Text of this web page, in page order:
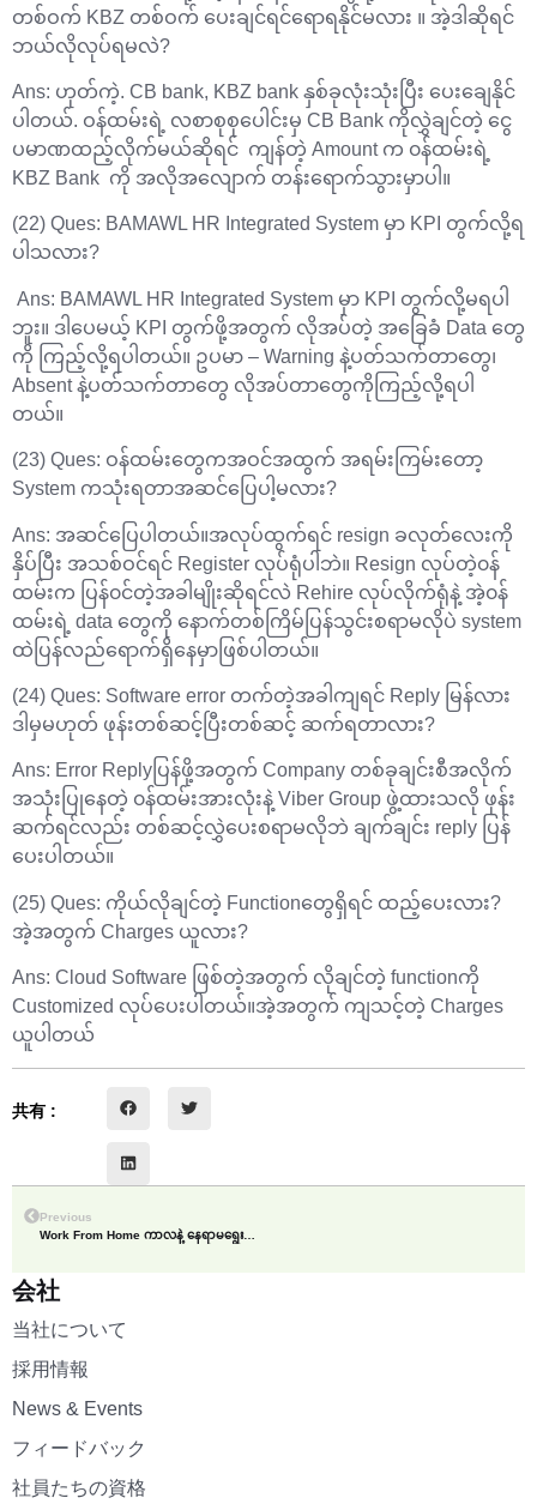
တစ်ဝက် KBZ တစ်ဝက် ပေးချင်ရင်ရောရနိုင်မလား ။ အဲ့ဒါဆိုရင်
ဘယ်လိုလုပ်ရမလဲ?
Ans: ဟုတ်ကဲ့. CB bank, KBZ bank နှစ်ခုလုံးသုံးပြီး ပေးချေနိုင်
ပါတယ်. ဝန်ထမ်းရဲ့ လစာစုစုပေါင်းမှ CB Bank ကိုလွှဲချင်တဲ့ ငွေ
ပမာဏထည့်လိုက်မယ်ဆိုရင် ကျန်တဲ့ Amount က ၀န်ထမ်းရဲ့
KBZ Bank ကို အလိုအလျောက် တန်းရောက်သွားမှာပါ။
(22) Ques: BAMAWL HR Integrated System မှာ KPI တွက်လို့ရ
ပါသလား?
Ans: BAMAWL HR Integrated System မှာ KPI တွက်လို့မရပါ
ဘူး။ ဒါပေမယ့် KPI တွက်ဖို့အတွက် လိုအပ်တဲ့ အခြေခံ Data တွေ
ကို ကြည့်လို့ရပါတယ်။ ဥပမာ – Warning နဲ့ပတ်သက်တာတွေ၊
Absent နဲ့ပတ်သက်တာတွေ လိုအပ်တာတွေကိုကြည့်လို့ရပါ
တယ်။
(23) Ques: ဝန်ထမ်းတွေကအဝင်အထွက် အရမ်းကြမ်းတော့
System ကသုံးရတာအဆင်ပြေပါ့မလား?
Ans: အဆင်ပြေပါတယ်။အလုပ်ထွက်ရင် resign ခလုတ်လေးကို
နှိပ်ပြီး အသစ်ဝင်ရင် Register လုပ်ရုံပါဘဲ။ Resign လုပ်တဲ့၀န်
ထမ်းက ပြန်၀င်တဲ့အခါမျိုးဆိုရင်လဲ Rehire လုပ်လိုက်ရုံနဲ့ အဲ့၀န်
ထမ်းရဲ့ data တွေကို နောက်တစ်ကြိမ်ပြန်သွင်းစရာမလိုပဲ system
ထဲပြန်လည်ရောက်ရှိနေမှာဖြစ်ပါတယ်။
(24) Ques: Software error တက်တဲ့အခါကျရင် Reply မြန်လား
ဒါမှမဟုတ် ဖုန်းတစ်ဆင့်ပြီးတစ်ဆင့် ဆက်ရတာလား?
Ans: Error Replyပြန်ဖို့အတွက် Company တစ်ခုချင်းစီအလိုက်
အသုံးပြုနေတဲ့ ၀န်ထမ်းအားလုံးနဲ့ Viber Group ဖွဲ့ထားသလို ဖုန်း
ဆက်ရင်လည်း တစ်ဆင့်လွှဲပေးစရာမလိုဘဲ ချက်ချင်း reply ပြန်
ပေးပါတယ်။
(25) Ques: ကိုယ်လိုချင်တဲ့ Functionတွေရှိရင် ထည့်ပေးလား?
အဲ့အတွက် Charges ယူလား?
Ans: Cloud Software ဖြစ်တဲ့အတွက် လိုချင်တဲ့ functionကို
Customized လုပ်ပေးပါတယ်။အဲ့အတွက် ကျသင့်တဲ့ Charges
ယူပါတယ်
共有 :
Previous
Work From Home ကာလနဲ့ နေရာမရွေးတဲ့ BAMAWL HR Software လေး
会社
当社について
採用情報
News & Events
フィードバック
社員たちの資格